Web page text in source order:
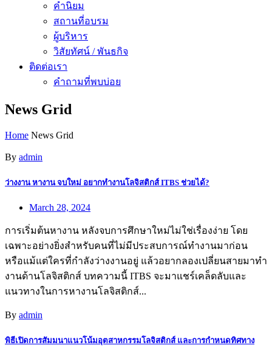
คำนิยม
สถานที่อบรม
ผู้บริหาร
วิสัยทัศน์ / พันธกิจ
ติดต่อเรา
คำถามที่พบบ่อย
News Grid
Home News Grid
By admin
ว่างงาน หางาน จบใหม่ อยากทำงานโลจิสติกส์ ITBS ช่วยได้?
March 28, 2024
การเริ่มต้นหางาน หลังจบการศึกษาใหม่ไม่ใช่เรื่องง่าย โดย
เฉพาะอย่างยิ่งสำหรับคนที่ไม่มีประสบการณ์ทำงานมาก่อน
หรือแม้แต่ใครที่กำลังว่างงานอยู่ แล้วอยากลองเปลี่ยนสายมาทำ
งานด้านโลจิสติกส์ บทความนี้ ITBS จะมาแชร์เคล็ดลับและ
แนวทางในการหางานโลจิสติกส์...
By admin
พิธีเปิดการสัมมนาแนวโน้มอุตสาหกรรมโลจิสติกส์ และการกำหนดทิศทาง